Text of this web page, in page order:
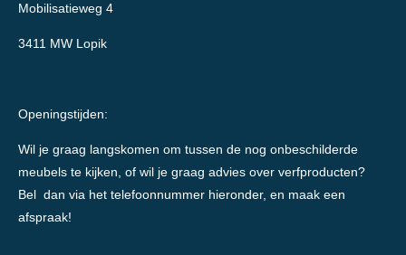
Mobilisatieweg 4
3411 MW Lopik
Openingstijden:
Wil je graag langskomen om tussen de nog onbeschilderde
meubels te kijken, of wil je graag advies over verfproducten?
Bel dan via het telefoonnummer hieronder, en maak een
afspraak!